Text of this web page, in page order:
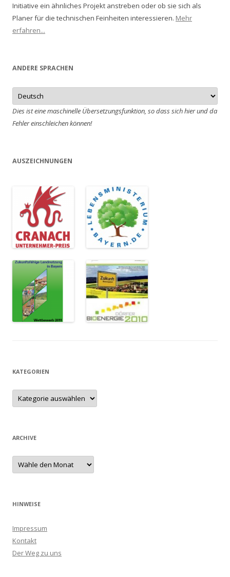
Initiative ein ähnliches Projekt anstreben oder ob sie sich als
Planer für die technischen Feinheiten interessieren. Mehr
erfahren...
ANDERE SPRACHEN
Dies ist eine maschinelle Übersetzungsfunktion, so dass sich hier und da
Fehler einschleichen können!
AUSZEICHNUNGEN
KATEGORIEN
ARCHIVE
HINWEISE
Impressum
Kontakt
Der Weg zu uns